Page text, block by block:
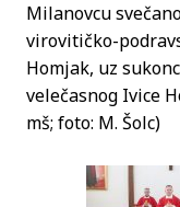
Milanovcu
virovitičko-
Homjak, uz
velečasnog Ivice
mš; foto: M. Šolc)